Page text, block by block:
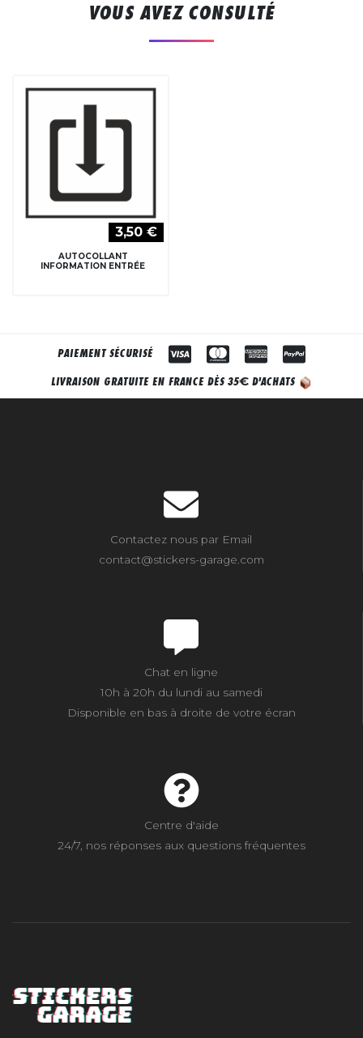
VOUS AVEZ CONSULTÉ
3,50 €
AUTOCOLLANT
INFORMATION ENTRÉE
PAIEMENT SÉCURISÉ
LIVRAISON GRATUITE EN FRANCE DÈS 35€ D'ACHATS
Contactez nous par Email
contact@stickers-garage.com
Chat en ligne
10h à 20h du lundi au samedi
Disponible en bas à droite de votre écran
Centre d'aide
24/7, nos réponses aux questions fréquentes